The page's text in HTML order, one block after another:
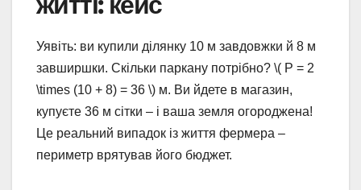
Уявіть: ви купили ділянку 10 м завдовжки й 8 м
завширшки. Скільки паркану потрібно? \( P = 2
\times (10 + 8) = 36 \) м. Ви йдете в магазин,
купуєте 36 м сітки – і ваша земля огороджена!
Це реальний випадок із життя фермера –
периметр врятував його бюджет.